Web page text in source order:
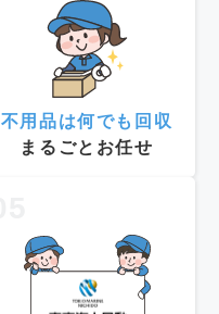
不用品は何でも回収
まるごとお任せ